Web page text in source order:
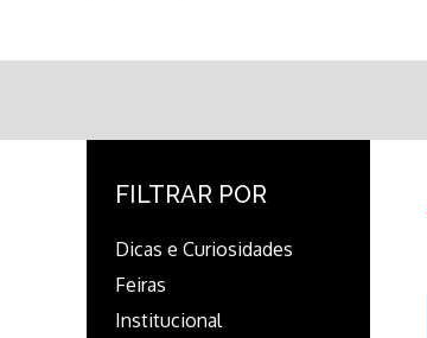
FILTRAR POR
Dicas e Curiosidades
Feiras
Institucional